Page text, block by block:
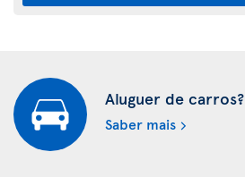
Aluguer de carros?
Saber mais